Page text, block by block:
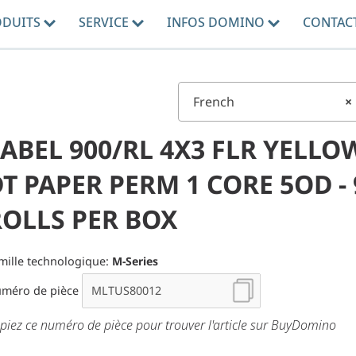
SERVICE INFOS DOMINO
×
French
900/RL 4X3 FLR
PAPER PERM 1 CORE 5OD -
PER BOX
technologique: M-Series
de pièce
ce numéro de pièce pour trouver l'article sur BuyDomino